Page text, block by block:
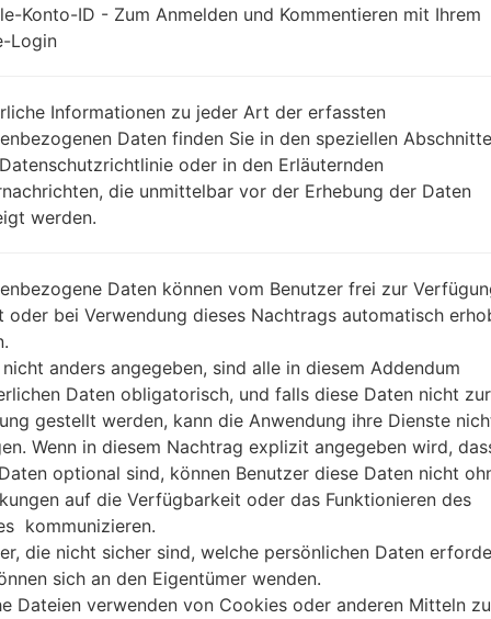
Konto-ID - Zum Anmelden und Kommentieren mit Ihrem
Login
Informationen zu jeder Art der erfassten
Daten finden Sie in den speziellen
oder in den Erläuternden
die unmittelbar vor der Erhebung der Daten
werden.
Daten können vom Benutzer frei zur
oder bei Verwendung dieses Nachtrags automatisch
anders angegeben, sind alle in diesem Addendum
Daten obligatorisch, und falls diese Daten nicht zur
gestellt werden, kann die Anwendung ihre Dienste
Wenn in diesem Nachtrag explizit angegeben wird,
optional sind, können Benutzer diese Daten nicht
auf die Verfügbarkeit oder das Funktionieren des
kommunizieren.
die nicht sicher sind, welche persönlichen Daten
sich an den Eigentümer wenden.
Dateien verwenden von Cookies oder anderen Mitteln